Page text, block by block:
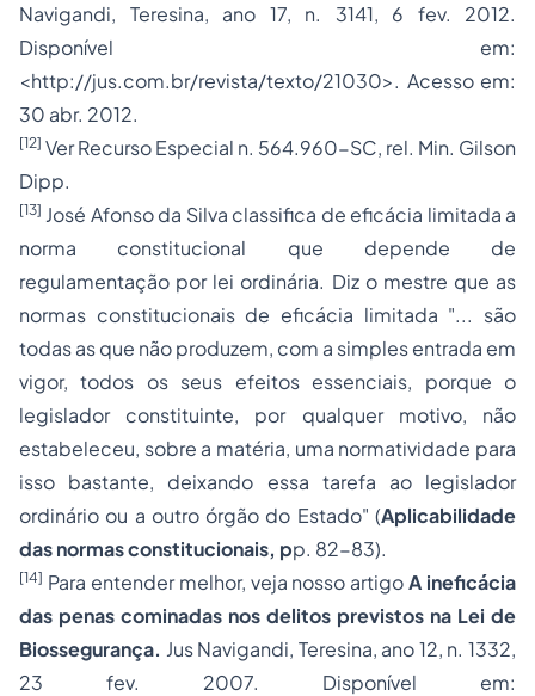
Navigandi, Teresina, ano 17, n. 3141, 6 fev. 2012.
Disponível em:
<http://jus.com.br/revista/texto/21030>. Acesso em:
30 abr. 2012.
[12] VerRecurso Especial n. 564.960-SC, rel. Min. Gilson
Dipp.
[13] José Afonso da Silva classifica de eficácia limitada a
norma constitucional que depende de
regulamentação por lei ordinária. Diz o mestre que as
normas constitucionais de eficácia limitada "... são
todas as que não produzem, com a simples entrada em
vigor, todos os seus efeitos essenciais, porque o
legislador constituinte, por qualquer motivo, não
estabeleceu, sobre a matéria, uma normatividade para
isso bastante, deixando essa tarefa ao legislador
ordinário ou a outro órgão do Estado" (Aplicabilidade
das normas constitucionais, pp. 82-83).
[14] Para entender melhor, veja nosso artigoA ineficácia
das penas cominadas nos delitos previstos na Lei de
Biossegurança. Jus Navigandi, Teresina, ano 12, n. 1332,
23 fev. 2007. Disponível em: